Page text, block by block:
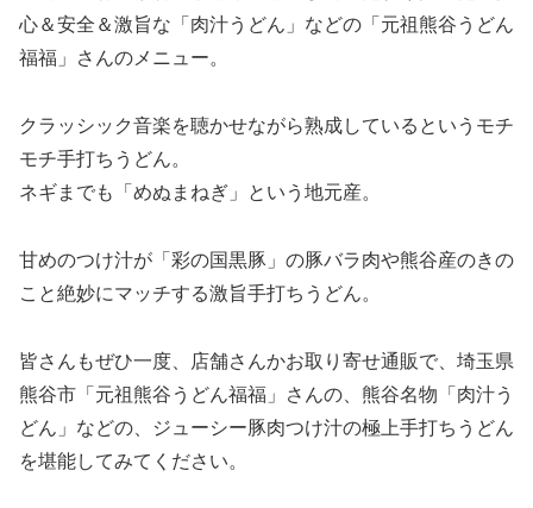
心＆安全＆激旨な「肉汁うどん」などの「元祖熊谷うどん
福福」さんのメニュー。
クラッシック音楽を聴かせながら熟成しているというモチ
モチ手打ちうどん。
ネギまでも「めぬまねぎ」という地元産。
甘めのつけ汁が「彩の国黒豚」の豚バラ肉や熊谷産のきの
こと絶妙にマッチする激旨手打ちうどん。
皆さんもぜひ一度、店舗さんかお取り寄せ通販で、埼玉県
熊谷市「元祖熊谷うどん福福」さんの、熊谷名物「肉汁う
どん」などの、ジューシー豚肉つけ汁の極上手打ちうどん
を堪能してみてください。